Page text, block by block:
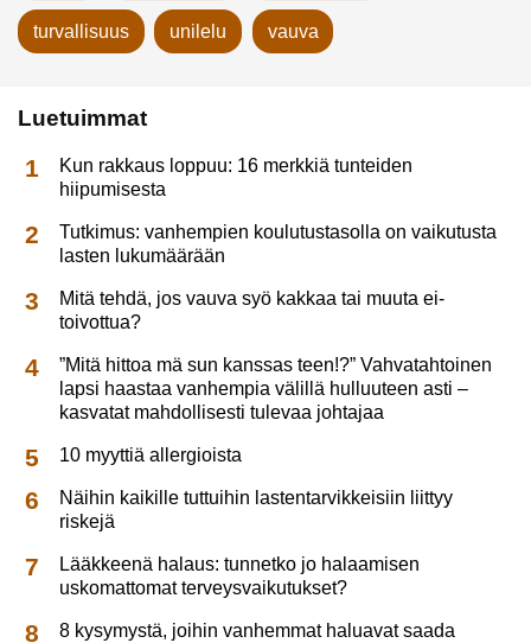
turvallisuus unilelu vauva
Luetuimmat
Kun rakkaus loppuu: 16 merkkiä tunteiden
hiipumisesta
Tutkimus: vanhempien koulutustasolla on vaikutusta
lasten lukumäärään
Mitä tehdä, jos vauva syö kakkaa tai muuta ei-
toivottua?
”Mitä hittoa mä sun kanssas teen!?” Vahvatahtoinen
lapsi haastaa vanhempia välillä hulluuteen asti –
kasvatat mahdollisesti tulevaa johtajaa
10 myyttiä allergioista
Näihin kaikille tuttuihin lastentarvikkeisiin liittyy
riskejä
Lääkkeenä halaus: tunnetko jo halaamisen
uskomattomat terveysvaikutukset?
8 kysymystä, joihin vanhemmat haluavat saada